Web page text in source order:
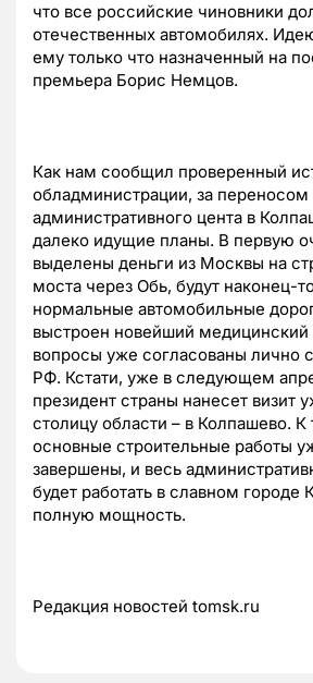
что все российские чиновники
отечественных автомобилях.
ему только что назначенный на
премьера Борис Немцов.
Как нам сообщил проверенный
обладминистрации, за переносом
административного цента в
далеко идущие планы. В первую
выделены деньги из Москвы на
моста через Обь, будут наконец-
нормальные автомобильные
выстроен новейший медицинский
вопросы уже согласованы лично
РФ. Кстати, уже в следующем
президент страны нанесет визит
столицу области – в Колпашево.
основные строительные работы
завершены, и весь
будет работать в славном городе
полную мощность.
Редакция новостей tomsk.ru